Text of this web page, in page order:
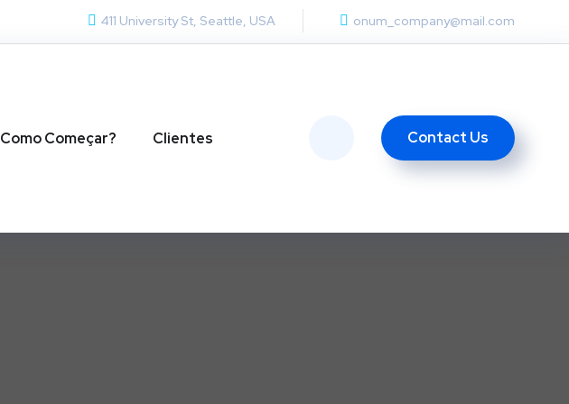
411 University St, Seattle, USA onum_company@mail.com
Como Começar? Clientes Contact Us